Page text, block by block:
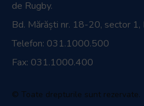
RugbyRomania.ro este site-ul
de Rugby.
Fax: 031.1000.400